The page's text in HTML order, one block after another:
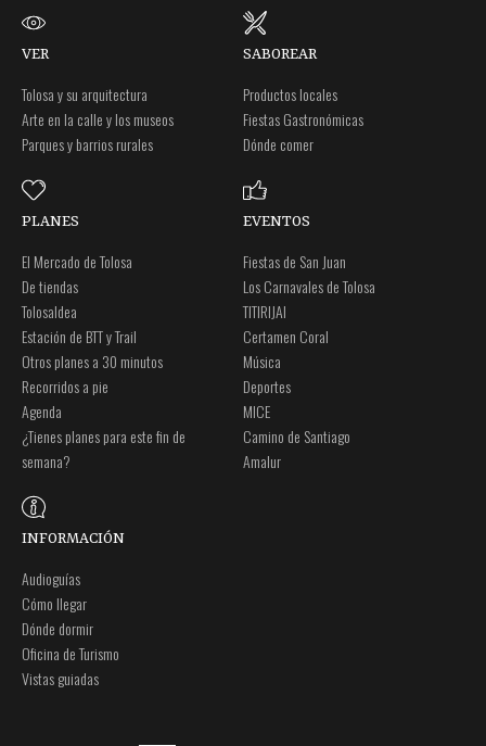
VER
Tolosa y su arquitectura
Arte en la calle y los museos
Parques y barrios rurales
SABOREAR
Productos locales
Fiestas Gastronómicas
Dónde comer
PLANES
El Mercado de Tolosa
De tiendas
Tolosaldea
Estación de BTT y Trail
Otros planes a 30 minutos
Recorridos a pie
Agenda
¿Tienes planes para este fin de
semana?
EVENTOS
Fiestas de San Juan
Los Carnavales de Tolosa
TITIRIJAI
Certamen Coral
Música
Deportes
MICE
Camino de Santiago
Amalur
INFORMACIÓN
Audioguías
Cómo llegar
Dónde dormir
Oficina de Turismo
Vistas guiadas